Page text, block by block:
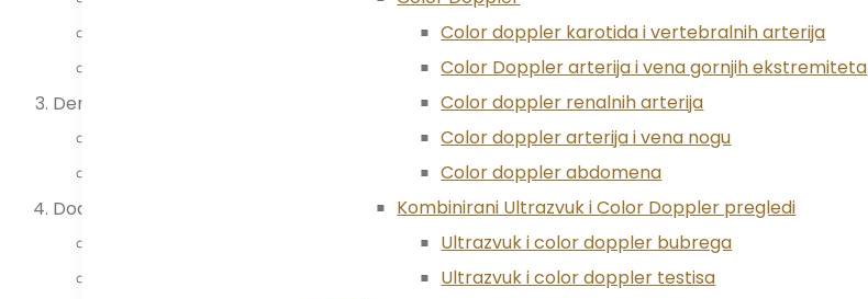
Color doppler karotida i vertebralnih arterija
Color Doppler arterija i vena gornjih ekstremiteta
Color doppler renalnih arterija
Color doppler arterija i vena nogu
Color doppler abdomena
Kombinirani Ultrazvuk i Color Doppler pregledi
Ultrazvuk i color doppler bubrega
Ultrazvuk i color doppler testisa
pregled vlasišta i kose kod sumnje na alopeciju ili dermatoze vlasišta
pregled noktiju kod sumnje na gljivične infekcije ili druge promjene
Dermatoskopija madeža i promjena na koži
dermatoskopom se detaljno pregledavaju madeži i lezije
procjenjuje se rizik i potreba za dodatnom obradom
Dodatne dijagnostičke metode po potrebi
uzimanje uzorka kože (biopsija) za laboratorijsku analizu
struganje kože, uzorci za mikrobiološku obradu